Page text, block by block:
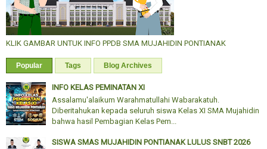
KLIK GAMBAR UNTUK INFO PPDB SMA MUJAHIDIN PONTIANAK
Popular Tags Blog Archives
INFO KELAS PEMINATAN XI
Assalamu'alaikum Warahmatullahi Wabarakatuh.
Diberitahukan kepada seluruh siswa Kelas XI SMA Mujahidin
bahwa hasil Pembagian Kelas Pem...
SISWA SMAS MUJAHIDIN PONTIANAK LULUS SNBT 2026